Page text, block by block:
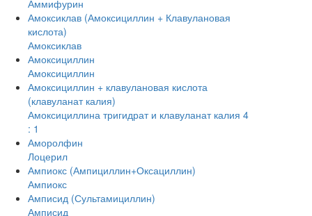
Аммифурин
Амоксиклав (Амоксициллин + Клавулановая
кислота)
Амоксиклав
Амоксициллин
Амоксициллин
Амоксициллин + клавулановая кислота
(клавуланат калия)
Амоксициллина тригидрат и клавуланат калия 4
: 1
Аморолфин
Лоцерил
Ампиокс (Ампициллин+Оксациллин)
Ампиокс
Амписид (Сультамициллин)
Амписид